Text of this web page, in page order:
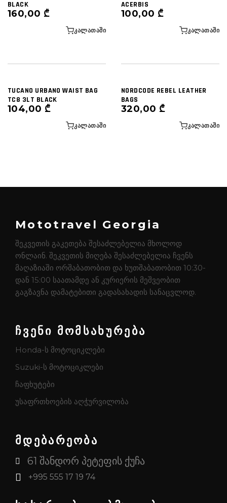
BLACK
160,00 ₾
ᲙᲐᲚᲐᲗᲐᲨᲘ
ACERBIS
100,00 ₾
ᲙᲐᲚᲐᲗᲐᲨᲘ
TUCANO URBANO WAIST BAG
TC8 3LT BLACK
104,00 ₾
ᲙᲐᲚᲐᲗᲐᲨᲘ
NORDCODE REBEL LEATHER
BAGS
320,00 ₾
ᲙᲐᲚᲐᲗᲐᲨᲘ
Mototravel Georgia
შეკვეთის გაკეთება შესაძლებელია მხოლოდ
ონლაინ. შეკვეთის მიღება შესაძლებელია ჩვენს
მაღაზიაში ორშაბათობით და ხუთშაბათობით 10:30-
დან 15:00 საათამდე ან კურიერის მეშვეობით
გაგზავნა დამატებითი გადასახადის სანაცვლოდ.
ჩვენი მომსახურება
Honda-ს მოტოციკლები
Suzuki-ს მოტოციკლები
ჩაფხუტები
უსაფრთხოების აღჭურვილობა
მდებარეობა
61 შანდორ პეტეფის ქუჩა
+995 555 17 19 74